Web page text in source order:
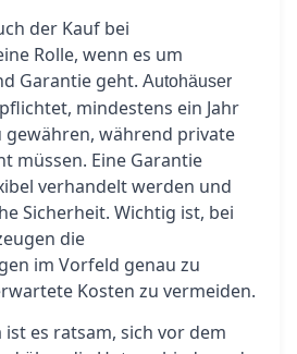
der Kauf bei
Rolle, wenn es um
Garantie geht. Autohäuser
mindestens ein Jahr
gewähren, während private
müssen. Eine Garantie
verhandelt werden und
Sicherheit. Wichtig ist, bei
die
im Vorfeld genau zu
Kosten zu vermeiden.
ist es ratsam, sich vor dem